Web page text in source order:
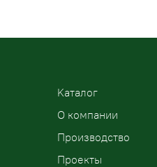
Kаталог
О компании
Производство
Проекты